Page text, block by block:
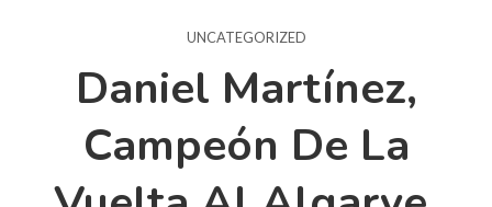
UNCATEGORIZED
Daniel Martínez,
Campeón De La